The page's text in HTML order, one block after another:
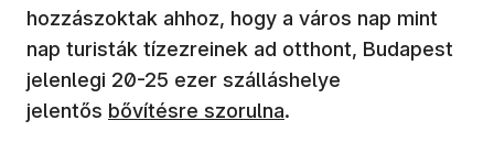
hozzászoktak ahhoz, hogy a város nap mint
nap turisták tízezreinek ad otthont, Budapest
jelenlegi 20-25 ezer szálláshelye
jelentős bővítésre szorulna.